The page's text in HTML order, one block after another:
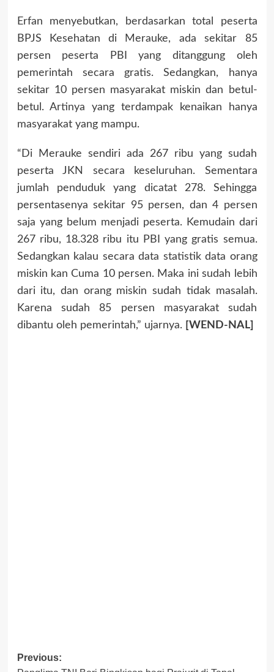
Erfan menyebutkan, berdasarkan total peserta
BPJS Kesehatan di Merauke, ada sekitar 85
persen peserta PBI yang ditanggung oleh
pemerintah secara gratis. Sedangkan, hanya
sekitar 10 persen masyarakat miskin dan betul-
betul. Artinya yang terdampak kenaikan hanya
masyarakat yang mampu.
“Di Merauke sendiri ada 267 ribu yang sudah
peserta JKN secara keseluruhan. Sementara
jumlah penduduk yang dicatat 278. Sehingga
persentasenya sekitar 95 persen, dan 4 persen
saja yang belum menjadi peserta. Kemudain dari
267 ribu, 18.328 ribu itu PBI yang gratis semua.
Sedangkan kalau secara data statistik data orang
miskin kan Cuma 10 persen. Maka ini sudah lebih
dari itu, dan orang miskin sudah tidak masalah.
Karena sudah 85 persen masyarakat sudah
dibantu oleh pemerintah,” ujarnya.
[WEND-NAL]
Post
Previous: